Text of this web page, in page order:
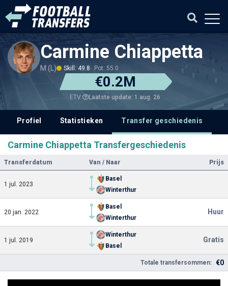
Carmine Chiappetta
M (L) Skill: 49.8 Pot: 55.0
€0.2M
ETV Laatste update: 1 aug. 26
Profiel Statistieken Transfer geschiedenis
Carmine Chiappetta Transfergeschiedenis
Transferdatum Van / Naar Prijs
1 jul. 2023
Basel
Winterthur
20 jan. 2022
Basel
Winterthur
Huur
1 jul. 2019
Winterthur
Basel
Gratis
Totale transfersommen: €0